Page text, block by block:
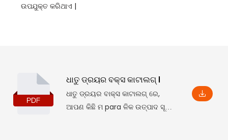
ଉପଯୁକ୍ତ କରିଥାଏ |
ଧାତୁ ଡ୍ରୟର ବକ୍ସ କାଟାଲଗ୍ |
ଧାତୁ ଡ୍ରୟର ବାକ୍ସ କାଟାଲଗ୍ ରେ,
ଆପଣ କିଛି ମ para ଳିକ ଉତ୍ପାଦ ସୂଚନା